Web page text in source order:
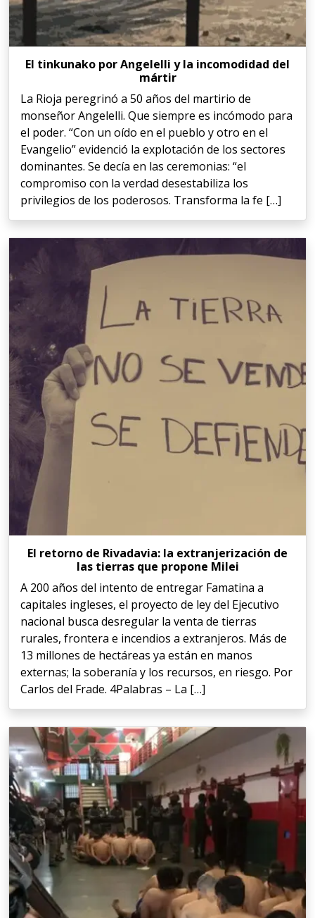
El tinkunako por Angelelli y la incomodidad del
mártir
La Rioja peregrinó a 50 años del martirio de
monseñor Angelelli. Que siempre es incómodo para
el poder. “Con un oído en el pueblo y otro en el
Evangelio” evidenció la explotación de los sectores
dominantes. Se decía en las ceremonias: “el
compromiso con la verdad desestabiliza los
privilegios de los poderosos. Transforma la fe […]
El retorno de Rivadavia: la extranjerización de
las tierras que propone Milei
A 200 años del intento de entregar Famatina a
capitales ingleses, el proyecto de ley del Ejecutivo
nacional busca desregular la venta de tierras
rurales, frontera e incendios a extranjeros. Más de
13 millones de hectáreas ya están en manos
externas; la soberanía y los recursos, en riesgo. Por
Carlos del Frade. 4Palabras – La […]